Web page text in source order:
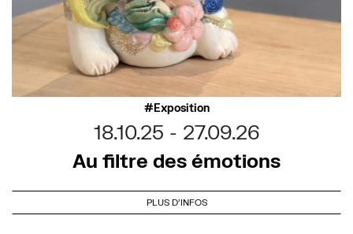
Exposition
18.10.25
27.09.26
Au filtre des émotions
PLUS D'INFOS